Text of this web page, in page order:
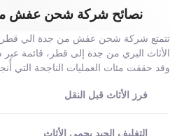
نصائح شركة شحن عفش
تتمتع شركة شحن عفش من جدة الي قطر
الأثاث البري من جدة إلى قطر، قائمة عبر
وقد حققت مئات العمليات الناجحة التي
فرز الأثاث قبل النقل